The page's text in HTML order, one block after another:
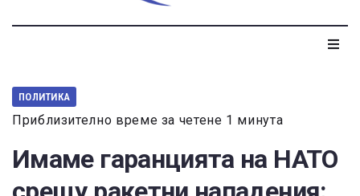
ПОЛИТИКА
Приблизително време за четене 1 минута
Имаме гаранцията на НАТО